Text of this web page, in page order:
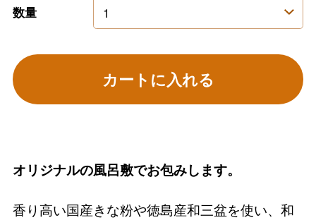
数量
カートに入れる
オリジナルの風呂敷でお包みします。
香り高い国産きな粉や徳島産和三盆を使い、和